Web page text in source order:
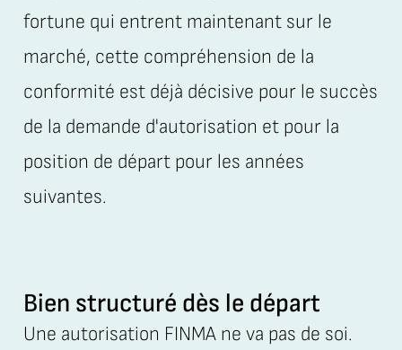
fortune qui entrent maintenant sur le
marché, cette compréhension de la
conformité est déjà décisive pour le succès
de la demande d'autorisation et pour la
position de départ pour les années
suivantes.
Bien structuré dès le départ
Une autorisation FINMA ne va pas de soi.